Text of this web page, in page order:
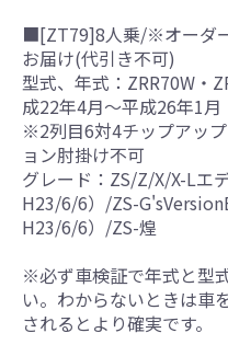
■[ZT79]8人乗/※オーダ
お届け(代引き不可)
型式、年式：ZRR70W・
成22年4月～平成26年1月
※2列目6対4チップアッ
ョン肘掛け不可
グレード：ZS/Z/X/X-Lエ
H23/6/6）/ZS-
H23/6/6）/ZS-煌
※必ず車検証で年式と型
い。わからないときは車
されるとより確実です。